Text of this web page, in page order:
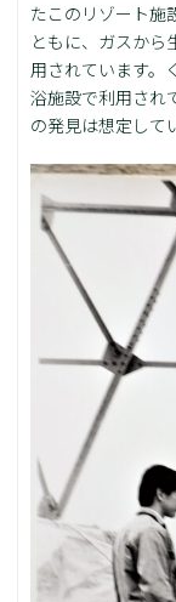
たこのリゾート施
ともに、ガスから
用されています。
浴施設で利用され
の発見は想定して